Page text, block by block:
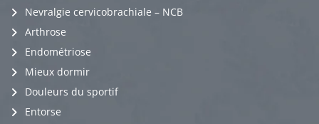
Nevralgie cervicobrachiale – NCB
Arthrose
Endométriose
Mieux dormir
Douleurs du sportif
Entorse